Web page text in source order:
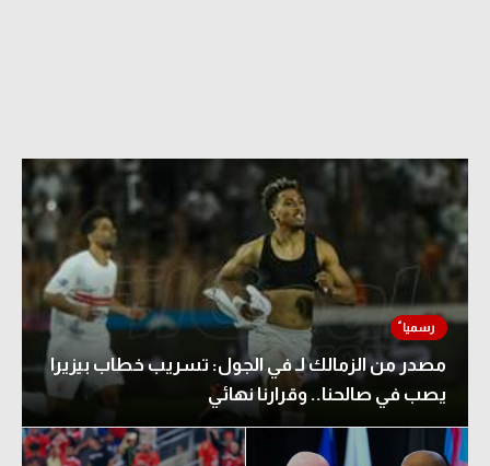
مصدر من الزمالك لـ في الجول: تسريب خطاب بيزيرا
يصب في صالحنا.. وقرارنا نهائي